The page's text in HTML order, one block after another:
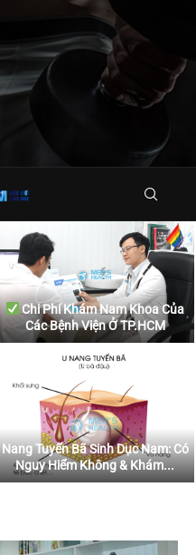
Chi Phí Khám Nam Khoa Của
Các Bệnh Viện Ở TP.HCM
Nang Tuyến Bã Sinh Dục Nam: Có
Nguy Hiểm Không & Khám...